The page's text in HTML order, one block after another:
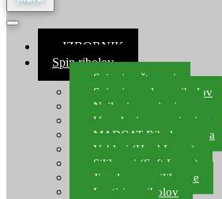
≡ IZBORNIK
Spin ribolov
Spinning štapovi
Spinning role za ribolov
Najloni za spinning
Upredenice za spinning
MADCAT Ribolov soma
Vobleri (Hard Lures)
Silikonci (Soft Lures)
Jig glave za silikonce
Leptiri za ribolov